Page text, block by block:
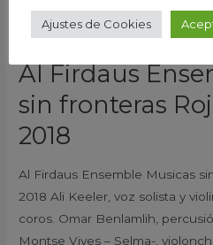
Al Firdaus
sin fronteras
2018
Al Firdaus Ensemble Musicas
2018 Ali Keeler, voz solista y
coros. Omar Benlamlih,
Montse Vives – Selma-,
Ajustes de Cookies